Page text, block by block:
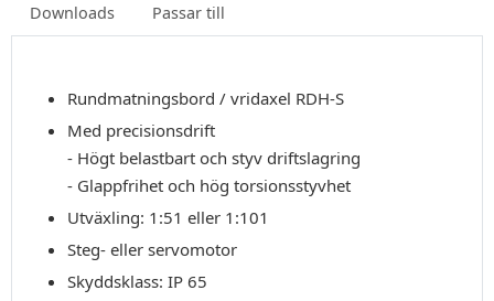
Downloads Passar till
Rundmatningsbord / vridaxel RDH-S
Med precisionsdrift
- Högt belastbart och styv driftslagring
- Glappfrihet och hög torsionsstyvhet
Utväxling: 1:51 eller 1:101
Steg- eller servomotor
Skyddsklass: IP 65